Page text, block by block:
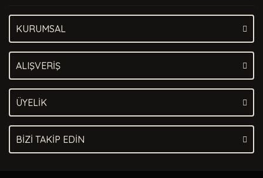
KURUMSAL
ALIŞVERİŞ
ÜYELİK
BİZİ TAKİP EDİN